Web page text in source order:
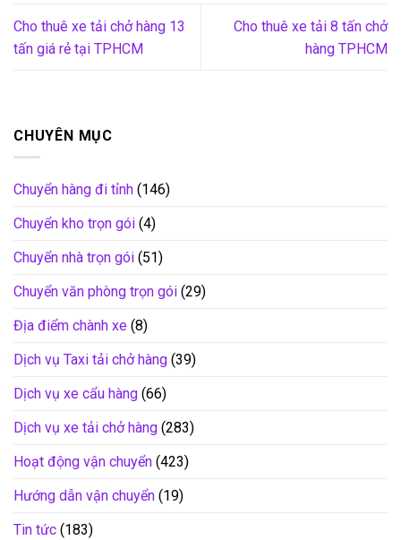
Cho thuê xe tải chở hàng 13
tấn giá rẻ tại TPHCM
Cho thuê xe tải 8 tấn chở
hàng TPHCM
CHUYÊN MỤC
Chuyển hàng đi tỉnh (146)
Chuyển kho trọn gói (4)
Chuyển nhà trọn gói (51)
Chuyển văn phòng trọn gói (29)
Địa điểm chành xe (8)
Dịch vụ Taxi tải chở hàng (39)
Dịch vụ xe cẩu hàng (66)
Dịch vụ xe tải chở hàng (283)
Hoạt động vận chuyển (423)
Hướng dẫn vận chuyển (19)
Tin tức (183)